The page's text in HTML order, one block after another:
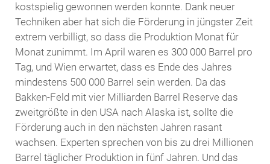
kostspielig gewonnen werden konnte. Dank neuer
Techniken aber hat sich die Förderung in jüngster Zeit
extrem verbilligt, so dass die Produktion Monat für
Monat zunimmt. Im April waren es 300 000 Barrel pro
Tag, und Wien erwartet, dass es Ende des Jahres
mindestens 500 000 Barrel sein werden. Da das
Bakken-Feld mit vier Milliarden Barrel Reserve das
zweitgrößte in den USA nach Alaska ist, sollte die
Förderung auch in den nächsten Jahren rasant
wachsen. Experten sprechen von bis zu drei Millionen
Barrel täglicher Produktion in fünf Jahren. Und das